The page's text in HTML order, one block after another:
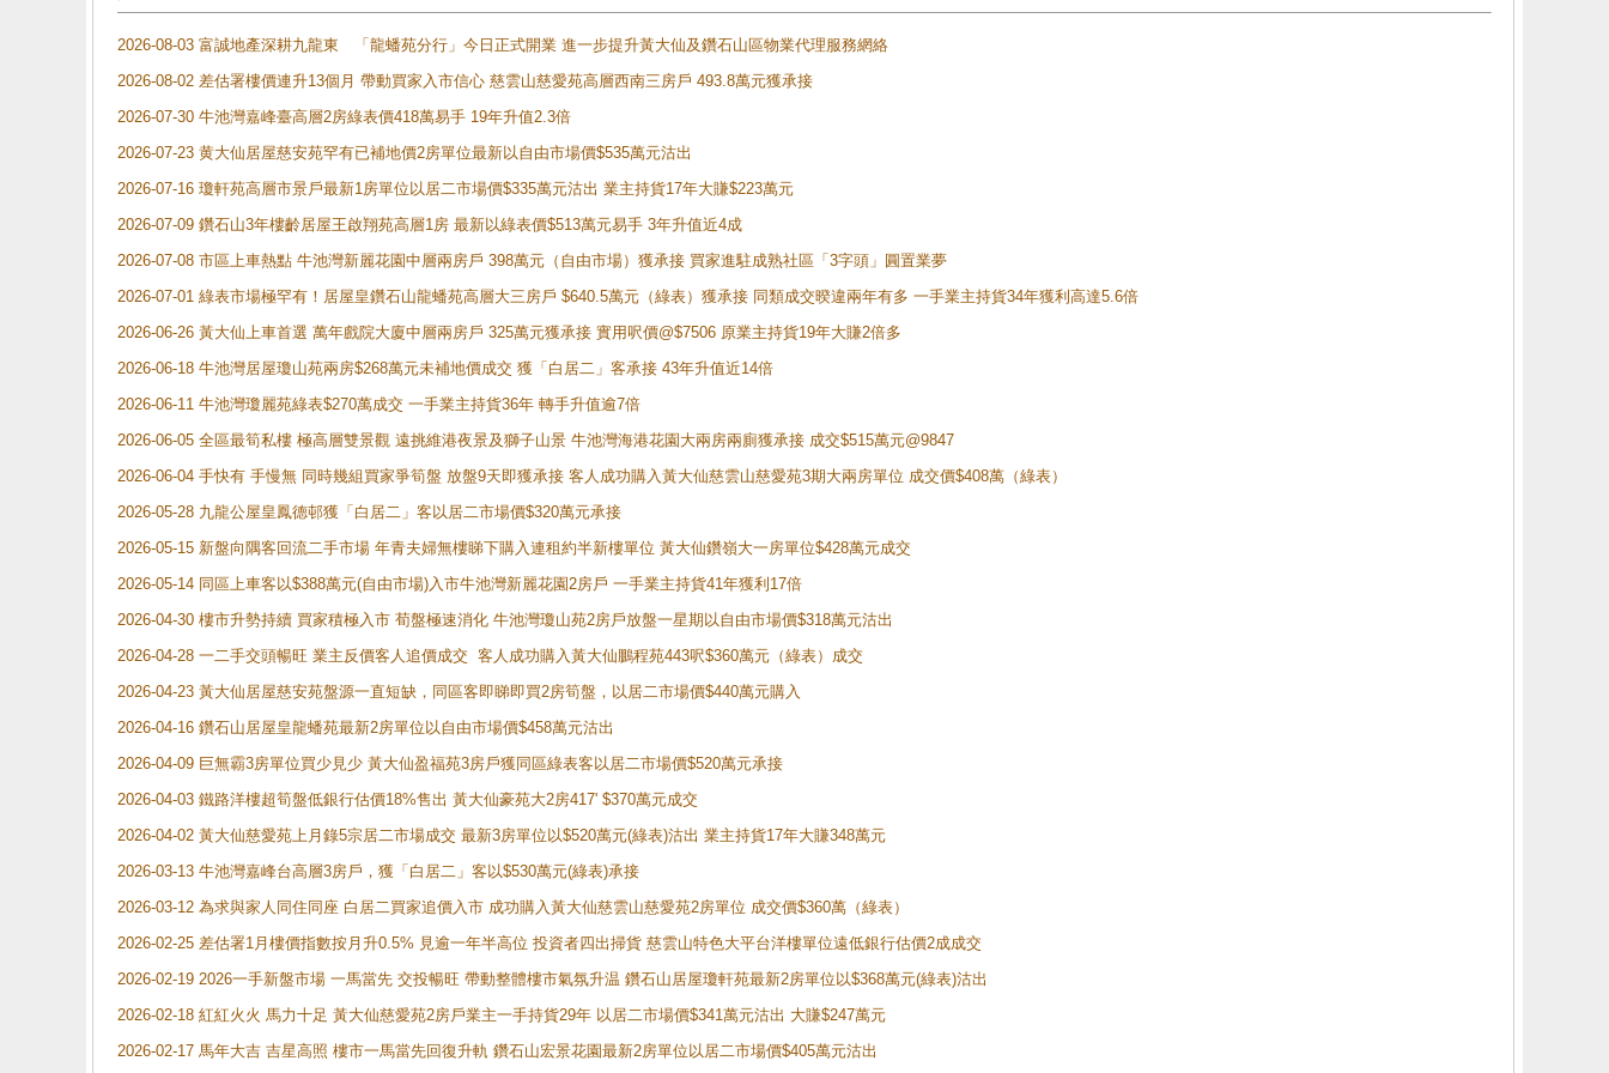
2026-08-03 富誠地產深耕九龍東 「龍蟠苑分行」今日正式開業 進一步提升黃大仙及鑽石山區物業代理服務網絡
2026-08-02 差估署樓價連升13個月 帶動買家入市信心 慈雲山慈愛苑高層西南三房戶 493.8萬元獲承接
2026-07-30 牛池灣嘉峰臺高層2房綠表價418萬易手 19年升值2.3倍
2026-07-23 黄大仙居屋慈安苑罕有已補地價2房單位最新以自由市場價$535萬元沽出
2026-07-16 瓊軒苑高層市景戶最新1房單位以居二市場價$335萬元沽出 業主持貨17年大賺$223萬元
2026-07-09 鑽石山3年樓齡居屋王啟翔苑高層1房 最新以綠表價$513萬元易手 3年升值近4成
2026-07-08 市區上車熱點 牛池灣新麗花園中層兩房戶 398萬元（自由市場）獲承接 買家進駐成熟社區「3字頭」圓置業夢
2026-07-01 綠表市場極罕有！居屋皇鑽石山龍蟠苑高層大三房戶 $640.5萬元（綠表）獲承接 同類成交暌違兩年有多 一手業主持貨34年獲利高達5.6倍
2026-06-26 黃大仙上車首選 萬年戲院大廈中層兩房戶 325萬元獲承接 實用呎價@$7506 原業主持貨19年大賺2倍多
2026-06-18 牛池灣居屋瓊山苑兩房$268萬元未補地價成交 獲「白居二」客承接 43年升值近14倍
2026-06-11 牛池灣瓊麗苑綠表$270萬成交 一手業主持貨36年 轉手升值逾7倍
2026-06-05 全區最筍私樓 極高層雙景觀 遠挑維港夜景及獅子山景 牛池灣海港花園大兩房兩廁獲承接 成交$515萬元@9847
2026-06-04 手快有 手慢無 同時幾組買家爭筍盤 放盤9天即獲承接 客人成功購入黃大仙慈雲山慈愛苑3期大兩房單位 成交價$408萬（綠表）
2026-05-28 九龍公屋皇鳳德邨獲「白居二」客以居二市場價$320萬元承接
2026-05-15 新盤向隅客回流二手市場 年青夫婦無樓睇下購入連租約半新樓單位 黃大仙鑽嶺大一房單位$428萬元成交
2026-05-14 同區上車客以$388萬元(自由市場)入市牛池灣新麗花園2房戶 一手業主持貨41年獲利17倍
2026-04-30 樓市升勢持續 買家積極入市 荀盤極速消化 牛池灣瓊山苑2房戶放盤一星期以自由市場價$318萬元沽出
2026-04-28 一二手交頭暢旺 業主反價客人追價成交 客人成功購入黃大仙鵬程苑443呎$360萬元（綠表）成交
2026-04-23 黃大仙居屋慈安苑盤源一直短缺，同區客即睇即買2房筍盤，以居二市場價$440萬元購入
2026-04-16 鑽石山居屋皇龍蟠苑最新2房單位以自由市場價$458萬元沽出
2026-04-09 巨無霸3房單位買少見少 黃大仙盈福苑3房戶獲同區綠表客以居二市場價$520萬元承接
2026-04-03 鐵路洋樓超筍盤低銀行估價18%售出 黃大仙豪苑大2房417' $370萬元成交
2026-04-02 黃大仙慈愛苑上月錄5宗居二市場成交 最新3房單位以$520萬元(綠表)沽出 業主持貨17年大賺348萬元
2026-03-13 牛池灣嘉峰台高層3房戶，獲「白居二」客以$530萬元(綠表)承接
2026-03-12 為求與家人同住同座 白居二買家追價入市 成功購入黃大仙慈雲山慈愛苑2房單位 成交價$360萬（綠表）
2026-02-25 差估署1月樓價指數按月升0.5% 見逾一年半高位 投資者四出掃貨 慈雲山特色大平台洋樓單位遠低銀行估價2成成交
2026-02-19 2026一手新盤市場 一馬當先 交投暢旺 帶動整體樓市氣氛升温 鑽石山居屋瓊軒苑最新2房單位以$368萬元(綠表)沽出
2026-02-18 紅紅火火 馬力十足 黃大仙慈愛苑2房戶業主一手持貨29年 以居二市場價$341萬元沽出 大賺$247萬元
2026-02-17 馬年大吉 吉星高照 樓市一馬當先回復升軌 鑽石山宏景花園最新2房單位以居二市場價$405萬元沽出